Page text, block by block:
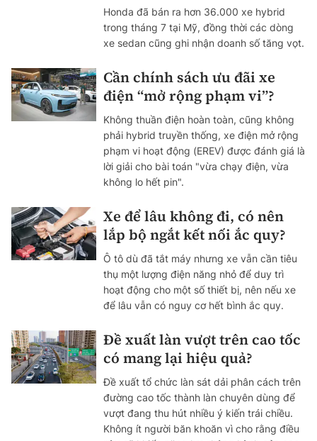
Honda đã bán ra hơn 36.000 xe hybrid
trong tháng 7 tại Mỹ, đồng thời các dòng
xe sedan cũng ghi nhận doanh số tăng vọt.
Cần chính sách ưu đãi xe
điện “mở rộng phạm vi”?
Không thuần điện hoàn toàn, cũng không
phải hybrid truyền thống, xe điện mở rộng
phạm vi hoạt động (EREV) được đánh giá là
lời giải cho bài toán "vừa chạy điện, vừa
không lo hết pin".
Xe để lâu không đi, có nên
lắp bộ ngắt kết nối ắc quy?
Ô tô dù đã tắt máy nhưng xe vẫn cần tiêu
thụ một lượng điện năng nhỏ để duy trì
hoạt động cho một số thiết bị, nên nếu xe
để lâu vẫn có nguy cơ hết bình ắc quy.
Đề xuất làn vượt trên cao tốc
có mang lại hiệu quả?
Đề xuất tổ chức làn sát dải phân cách trên
đường cao tốc thành làn chuyên dùng để
vượt đang thu hút nhiều ý kiến trái chiều.
Không ít người băn khoăn vì cho rằng điều